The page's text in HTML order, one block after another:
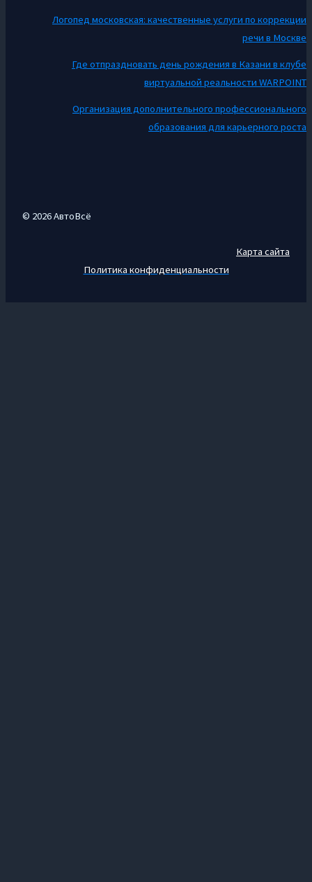
Логопед московская: качественные услуги по коррекции
речи в Москве
Где отпраздновать день рождения в Казани в клубе
виртуальной реальности WARPOINT
Организация дополнительного профессионального
образования для карьерного роста
© 2026 АвтоВсё
Карта сайта
Политика конфиденциальности